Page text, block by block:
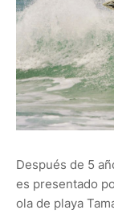
Después de 5
es presentado
ola de playa